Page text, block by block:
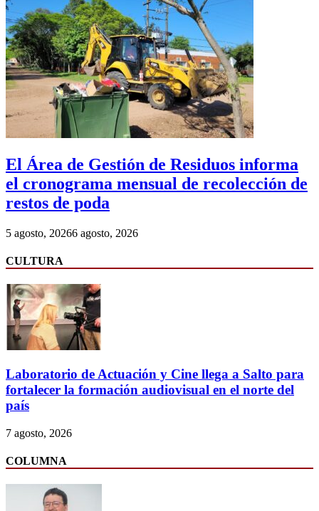
El Área de Gestión de Residuos informa
el cronograma mensual de recolección de
restos de poda
5 agosto, 20266 agosto, 2026
CULTURA
Laboratorio de Actuación y Cine llega a Salto para
fortalecer la formación audiovisual en el norte del
país
7 agosto, 2026
COLUMNA